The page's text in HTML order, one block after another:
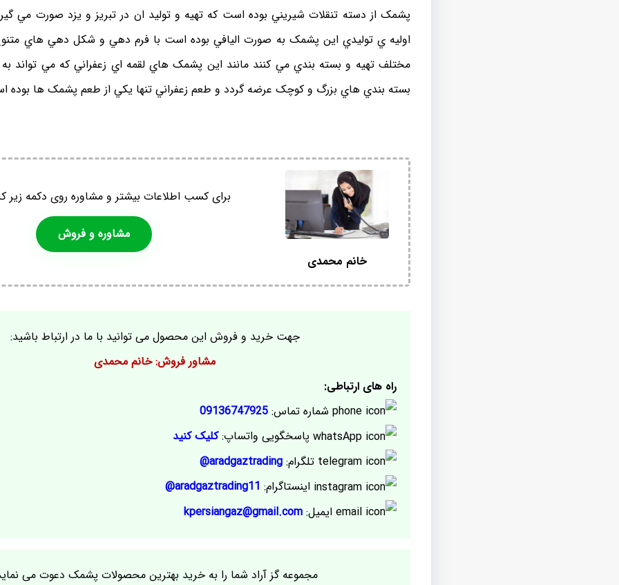
پشمک از دسته تنقلات شيريني بوده است که تهيه و توليد ان در تبريز و يزد صورت مي
اوليه ي توليدي اين پشمک به صورت اليافي بوده است با فرم دهي و شکل دهي هاي
مختلف تهيه و بسته بندي مي کنند مانند اين پشمک هاي لقمه اي زعفراني که مي
بسته بندي هاي بزرگ و کوچک عرضه گردد و طعم زعفراني تنها يکي از طعم پشمک ها بوده
خانم محمدی
برای کسب اطلاعات بیشتر و مشاوره روی دکمه زیر
مشاوره و فروش
جهت خرید و فروش این محصول می توانید با ما در ارتباط باشید:
مشاور فروش: خانم محمدی
راه های ارتباطی:
شماره تماس: 09136747925
پاسخگویی واتساپ:کلیک کنید
تلگرام: aradgaztrading@
اینستاگرام: aradgaztrading11@
ایمیل: kpersiangaz@gmail.com
مجموعه گز آراد شما را به خرید بهترین محصولات پشمک دعوت می